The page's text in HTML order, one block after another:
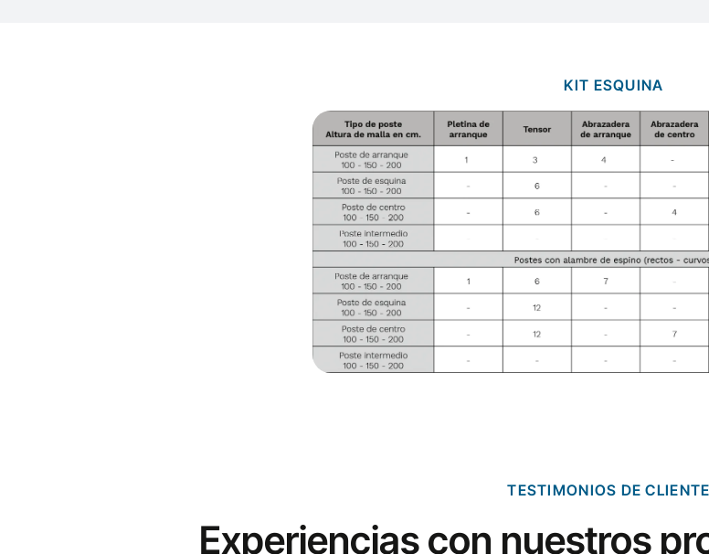
KIT ESQUINA
TESTIMONIOS DE
Experiencias con nuestros